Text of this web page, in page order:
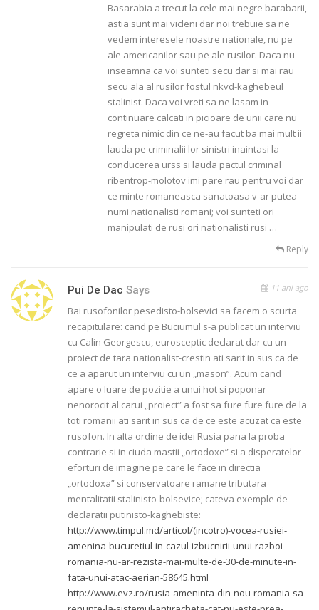
Basarabia a trecut la cele mai negre barabarii,
astia sunt mai vicleni dar noi trebuie sa ne
vedem interesele noastre nationale, nu pe
ale americanilor sau pe ale rusilor. Daca nu
inseamna ca voi sunteti secu dar si mai rau
secu ala al rusilor fostul nkvd-kaghebeul
stalinist. Daca voi vreti sa ne lasam in
continuare calcati in picioare de unii care nu
regreta nimic din ce ne-au facut ba mai mult ii
lauda pe criminalii lor sinistri inaintasi la
conducerea urss si lauda pactul criminal
ribentrop-molotov imi pare rau pentru voi dar
ce minte romaneasca sanatoasa v-ar putea
numi nationalisti romani; voi sunteti ori
manipulati de rusi ori nationalisti rusi …
Reply
Pui De Dac Says 11 ani ago
Bai rusofonilor pesedisto-bolsevici sa facem o scurta
recapitulare: cand pe Buciumul s-a publicat un interviu
cu Calin Georgescu, eurosceptic declarat dar cu un
proiect de tara nationalist-crestin ati sarit in sus ca de
ce a aparut un interviu cu un „mason”. Acum cand
apare o luare de pozitie a unui hot si poponar
nenorocit al carui „proiect” a fost sa fure fure fure de la
toti romanii ati sarit in sus ca de ce este acuzat ca este
rusofon. In alta ordine de idei Rusia pana la proba
contrarie si in ciuda mastii „ortodoxe” si a disperatelor
eforturi de imagine pe care le face in directia
„ortodoxa” si conservatoare ramane tributara
mentalitatii stalinisto-bolsevice; cateva exemple de
declaratii putinisto-kaghebiste:
http://www.timpul.md/articol/(incotro)-vocea-rusiei-
amenina-bucuretiul-in-cazul-izbucnirii-unui-razboi-
romania-nu-ar-rezista-mai-multe-de-30-de-minute-in-
fata-unui-atac-aerian-58645.html
http://www.evz.ro/rusia-ameninta-din-nou-romania-sa-